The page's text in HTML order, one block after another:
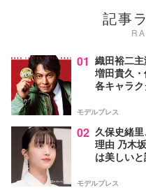
記事
01 織田裕二
増田貴久
各キャラ
モデルプレス
02 久保史緒
理由 乃木
は美しいと
モデルプレス